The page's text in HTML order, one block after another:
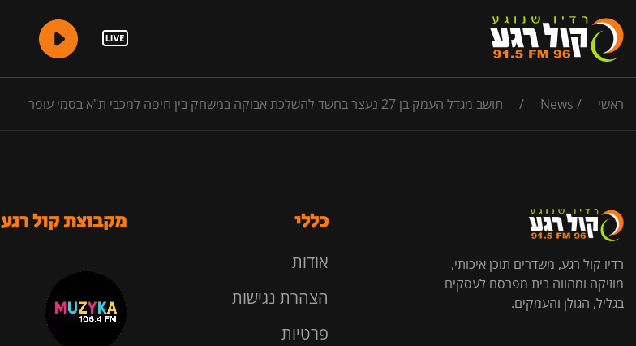
ראשי /
News
/ תושב מגדל העמק בן 27 נעצר בחשד להשלכת אבוקה במשחק בין חיפה למכבי ת"א בסמי עופר
רדיו קול רגע, משדרים תוכן איכותי,
מוזיקה ומהווה בית מפרסם לעסקים
בגליל, הגולן והעמקים.
כללי
אודות
הצהרת נגישות
פרטיות
מקבוצת קול רגע